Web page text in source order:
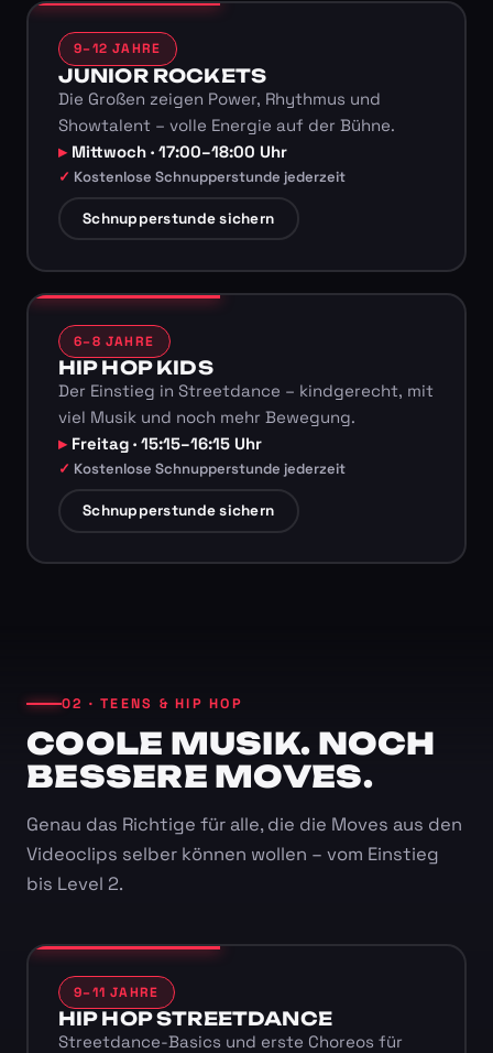
9–12 JAHRE
JUNIOR ROCKETS
Die Großen zeigen Power, Rhythmus und
Showtalent – volle Energie auf der Bühne.
Mittwoch · 17:00–18:00 Uhr
Kostenlose Schnupperstunde jederzeit
Schnupperstunde sichern
6–8 JAHRE
HIP HOP KIDS
Der Einstieg in Streetdance – kindgerecht, mit
viel Musik und noch mehr Bewegung.
Freitag · 15:15–16:15 Uhr
Kostenlose Schnupperstunde jederzeit
Schnupperstunde sichern
02 · TEENS & HIP HOP
COOLE MUSIK. NOCH
BESSERE MOVES.
Genau das Richtige für alle, die die Moves aus den
Videoclips selber können wollen – vom Einstieg
bis Level 2.
9–11 JAHRE
HIP HOP STREETDANCE
Streetdance-Basics und erste Choreos für